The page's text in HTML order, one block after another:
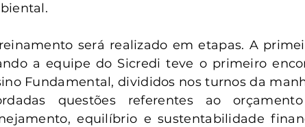
será realizado em etapas. A
a equipe do Sicredi teve o primeiro
Fundamental, divididos nos turnos da
questões referentes ao
equilíbrio e sustentabilidade